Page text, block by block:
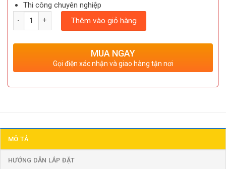
Thi công chuyên nghiệp
Số lượng
Thêm vào giỏ hàng
MUA NGAY
Gọi điện xác nhận và giao hàng tận nơi
MÔ TẢ
HƯỚNG DẪN LẮP ĐẶT